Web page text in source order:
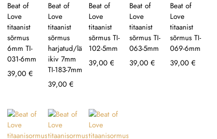
Beat of
Love
titaanist
sõrmus
6mm TI-
031-6mm
39,00 €
Beat of
Love
titaanist
sõrmus
harjatud/lä
ikiv 7mm
TI-183-7mm
39,00 €
Beat of
Love
titaanist
sõrmus TI-
102-5mm
39,00 €
Beat of
Love
titaanist
sõrmus TI-
063-5mm
39,00 €
Beat of
Love
titaanist
sõrmus TI-
069-6mm
39,00 €